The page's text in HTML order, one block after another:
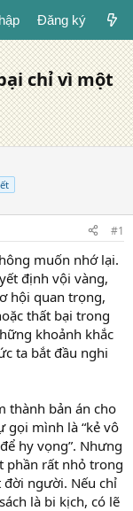
Đăng ký
chỉ vì một
#1
muốn nhớ lại.
định vội vàng,
hội quan trọng,
thất bại trong
khoảnh khắc
ta bắt đầu nghi
thành bản án cho
gọi mình là “kẻ vô
hy vọng”. Nhưng
phần rất nhỏ trong
người. Nếu chỉ
là bi kịch, có lẽ